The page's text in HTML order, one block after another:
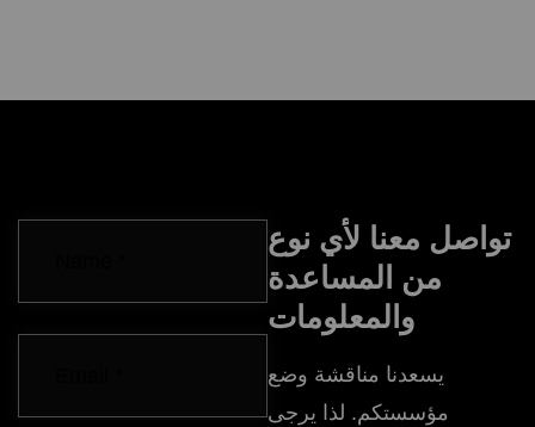
تواصل معنا لأي نوع
من المساعدة
والمعلومات
يسعدنا مناقشة وضع
مؤسستكم. لذا يرجى